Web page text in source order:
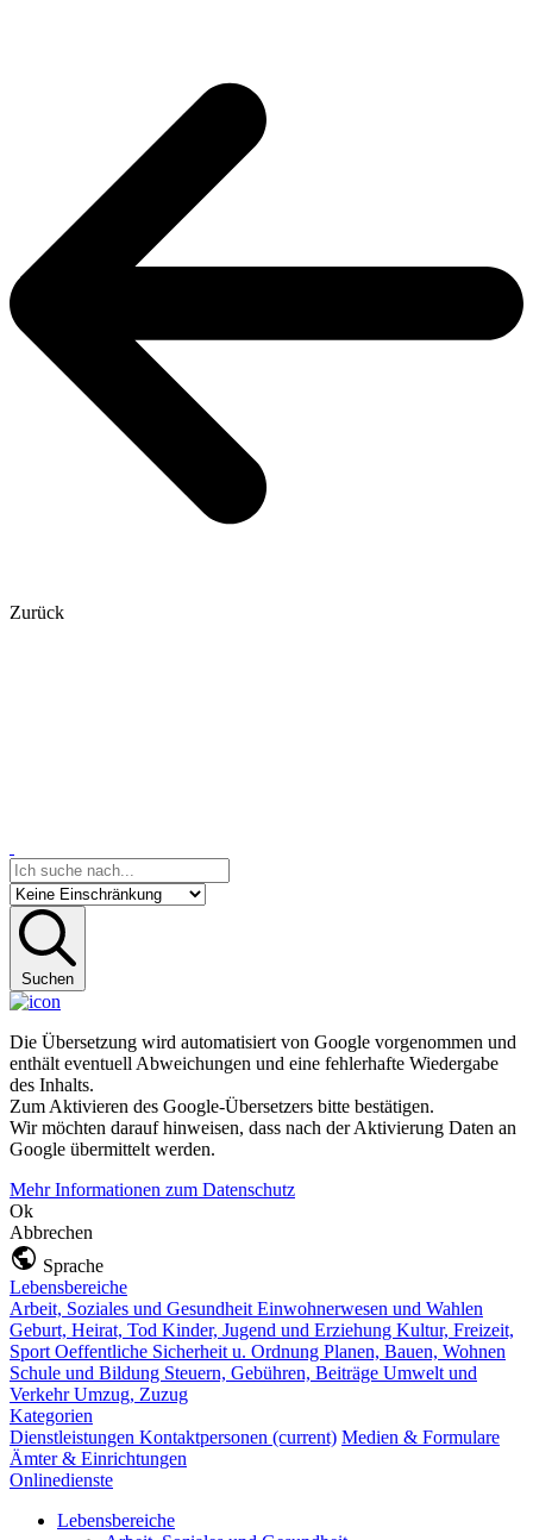
Zurück
Suchen
Die Übersetzung wird automatisiert von Google vorgenommen und
enthält eventuell Abweichungen und eine fehlerhafte Wiedergabe
des Inhalts.
Zum Aktivieren des Google-Übersetzers bitte bestätigen.
Wir möchten darauf hinweisen, dass nach der Aktivierung Daten an
Google übermittelt werden.
Mehr Informationen zum Datenschutz
Ok
Abbrechen
Sprache
Lebensbereiche
Arbeit, Soziales und Gesundheit Einwohnerwesen und Wahlen
Geburt, Heirat, Tod Kinder, Jugend und Erziehung Kultur, Freizeit,
Sport Oeffentliche Sicherheit u. Ordnung Planen, Bauen, Wohnen
Schule und Bildung Steuern, Gebühren, Beiträge Umwelt und
VerkehrUmzug, Zuzug
Kategorien
Dienstleistungen Kontaktpersonen (current) Medien & Formulare
Ämter & Einrichtungen
Onlinedienste
Lebensbereiche